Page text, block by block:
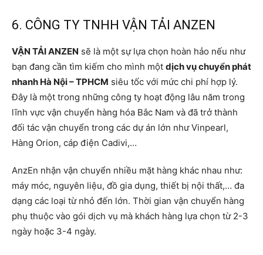
6. CÔNG TY TNHH VẬN TẢI ANZEN
VẬN TẢI ANZEN sẽ là một sự lựa chọn hoàn hảo nếu như
bạn đang cần tìm kiếm cho mình một dịch vụ chuyển phát
nhanh Hà Nội – TPHCM siêu tốc với mức chi phí hợp lý.
Đây là một trong những công ty hoạt động lâu năm trong
lĩnh vực vận chuyển hàng hóa Bắc Nam và đã trở thành
đối tác vận chuyển trong các dự án lớn như Vinpearl,
Hàng Orion, cáp điện Cadivi,…
AnzEn nhận vận chuyển nhiều mặt hàng khác nhau như:
máy móc, nguyên liệu, đồ gia dụng, thiết bị nội thất,… đa
dạng các loại từ nhỏ đến lớn. Thời gian vận chuyển hàng
phụ thuộc vào gói dịch vụ mà khách hàng lựa chọn từ 2-3
ngày hoặc 3-4 ngày.